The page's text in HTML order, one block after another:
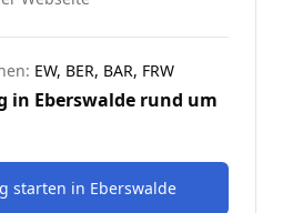
EW, BER, BAR, FRW
in Eberswalde rund um
starten in Eberswalde